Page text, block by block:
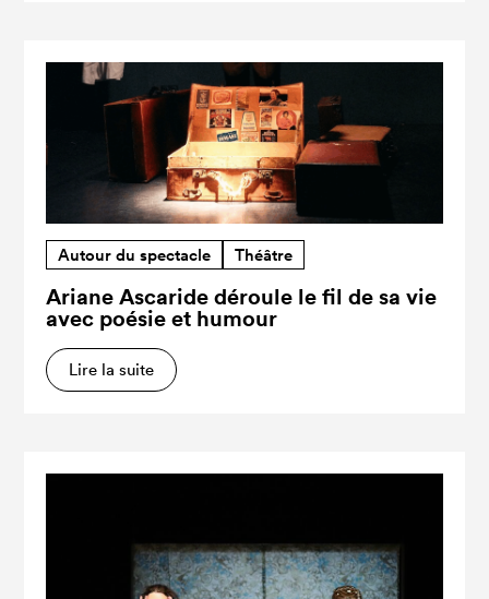
Autour du spectacle Théâtre
Ariane Ascaride déroule le fil de sa vie
avec poésie et humour
Lire la suite